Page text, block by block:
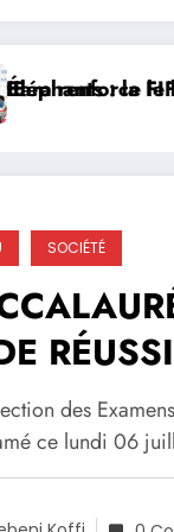
le
: la FIF
SOCIÉTÉ
des
ce lundi 06